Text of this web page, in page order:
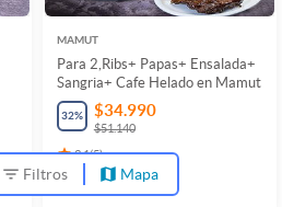
MAMUT
Para 2,Ribs+ Papas+ Ensalada+
Sangria+ Cafe Helado en Mamut
32% $34.990
$51.140
3.1(5)
148
Vendidos
Filtros Mapa